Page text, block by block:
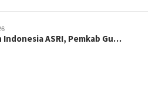
Indonesia ASRI, Pemkab Gu…